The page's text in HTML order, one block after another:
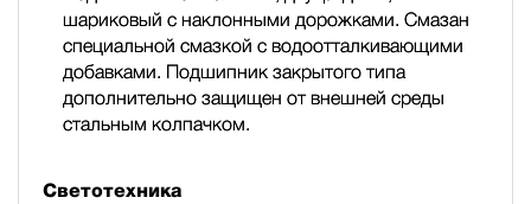
шариковый с наклонными дорожками. Смазан
специальной смазкой с водоотталкивающими
добавками. Подшипник закрытого типа
дополнительно защищен от внешней среды
стальным колпачком.
Светотехника